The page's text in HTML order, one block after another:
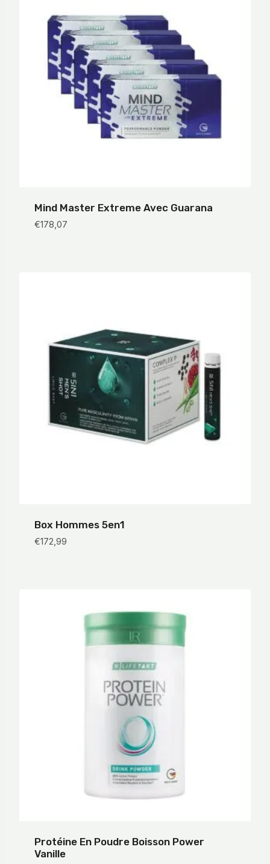
Mind Master Extreme Avec Guarana
€178,07
Box Hommes 5en1
€172,99
Protéine En Poudre Boisson Power
Vanille